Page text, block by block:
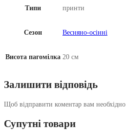
Типи принти
Сезон Весняно-осінні
Висота пагомілка 20 см
Залишити відповідь
Щоб відправити коментар вам необхідно
Супутні товари